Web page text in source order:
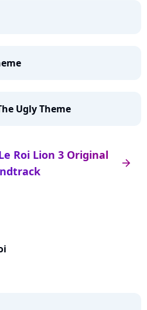
Ugly Theme
arrow_right
Roi Lion 3 Original